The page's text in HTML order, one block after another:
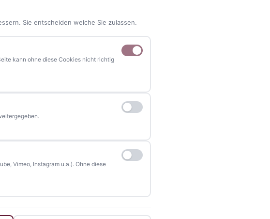
Home
Werbung / Mediadaten
Sie entscheiden welche Sie zulassen.
kann ohne diese Cookies nicht richtig
Vimeo, Instagram u.a.). Ohne diese